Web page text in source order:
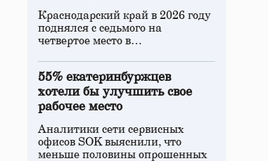
Краснодарский край в 2026 году
поднялся с седьмого на
четвертое место в…
55% екатеринбуржцев
хотели бы улучшить свое
рабочее место
Аналитики сети сервисных
офисов SOK выяснили, что
меньше половины опрошенных